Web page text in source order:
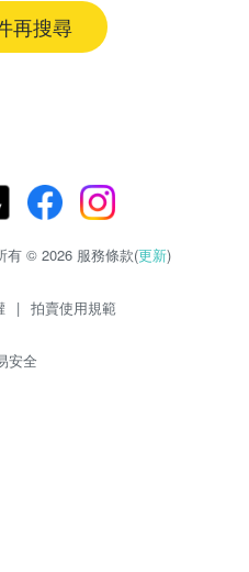
再搜尋
有 © 2026 服務條款(更新)
| 拍賣使用規範
安全